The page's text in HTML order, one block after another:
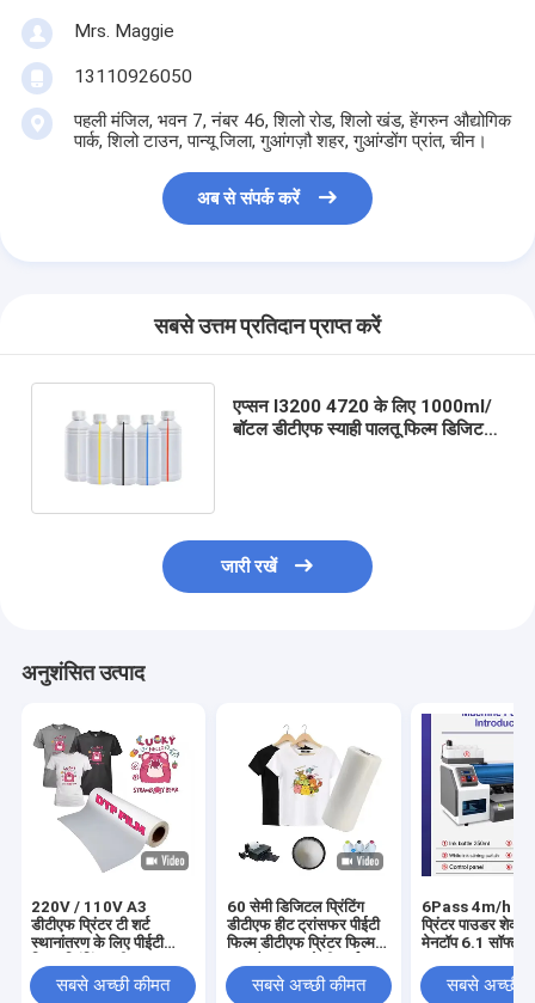
Mrs. Maggie
13110926050
पहली मंजिल, भवन 7, नंबर 46, शिलो रोड, शिलो खंड, हेंगरुन औद्योगिक
पार्क, शिलो टाउन, पान्यू जिला, गुआंगज़ौ शहर, गुआंग्डोंग प्रांत, चीन।
अब से संपर्क करें
सबसे उत्तम प्रतिदान प्राप्त करें
एप्सन I3200 4720 के लिए 1000ml/
बॉटल डीटीएफ स्याही पालतू फिल्म डिजिटल
जारी रखें
अनुशंसित उत्पाद
220V / 110V A3
डीटीएफ प्रिंटर टी शर्ट
स्थानांतरण के लिए पीईटी
सबसे अच्छी कीमत
60 सेमी डिजिटल प्रिंटिंग
डीटीएफ हीट ट्रांसफर पीईटी
फिल्म डीटीएफ प्रिंटर फिल्म
प्रिंटिंग डीटीएफ पेपर पीईटी
फिल्म
सबसे अच्छी कीमत
6Pass 4m/h
प्रिंटर पाउडर
मेनटॉप 6.1
सबसे अच्छी